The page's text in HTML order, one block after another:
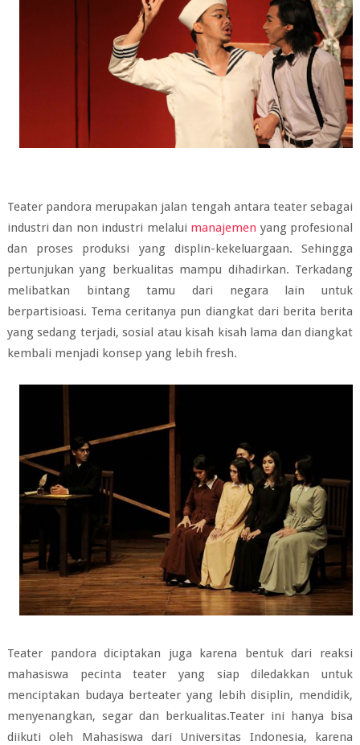
Teater pandora merupakan jalan tengah antara teater sebagai
industri dan non industri melalui manajemen yang profesional
dan proses produksi yang displin-kekeluargaan. Sehingga
pertunjukan yang berkualitas mampu dihadirkan. Terkadang
melibatkan bintang tamu dari negara lain untuk
berpartisioasi. Tema ceritanya pun diangkat dari berita berita
yang sedang terjadi, sosial atau kisah kisah lama dan diangkat
kembali menjadi konsep yang lebih fresh.
Teater pandora diciptakan juga karena bentuk dari reaksi
mahasiswa pecinta teater yang siap diledakkan untuk
menciptakan budaya berteater yang lebih disiplin, mendidik,
menyenangkan, segar dan berkualitas.Teater ini hanya bisa
diikuti oleh Mahasiswa dari Universitas Indonesia, karena